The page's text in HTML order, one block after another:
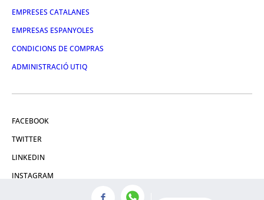
EMPRESES CATALANES
EMPRESAS ESPANYOLES
CONDICIONS DE COMPRAS
ADMINISTRACIÓ UTIQ
FACEBOOK
TWITTER
LINKEDIN
INSTAGRAM